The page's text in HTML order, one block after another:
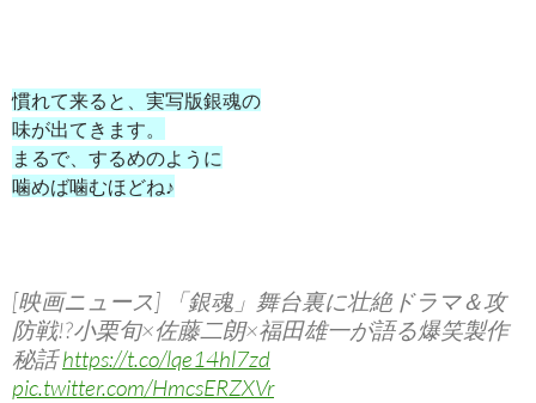
慣れて来ると、実写版銀魂の
味が出てきます。
まるで、するめのように
噛めば噛むほどね♪
[映画ニュース] 「銀魂」舞台裏に壮絶ドラマ＆攻
防戦!?小栗旬×佐藤二朗×福田雄一が語る爆笑製作
秘話https://t.co/lqe14hl7zd
pic.twitter.com/HmcsERZXVr